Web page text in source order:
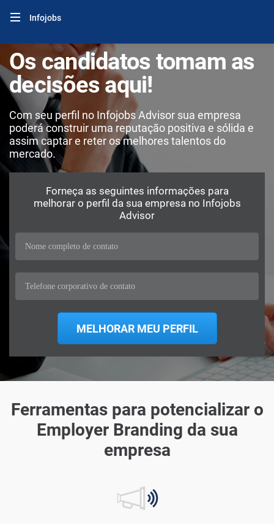
Infojobs
Os candidatos tomam as
decisões aqui!
Com seu perfil no Infojobs Advisor sua empresa
poderá construir uma reputação positiva e sólida e
assim captar e reter os melhores talentos do
mercado.
Forneça as seguintes informações para
melhorar o perfil da sua empresa no Infojobs
Advisor
Ferramentas para potencializar o
Employer Branding da sua
empresa